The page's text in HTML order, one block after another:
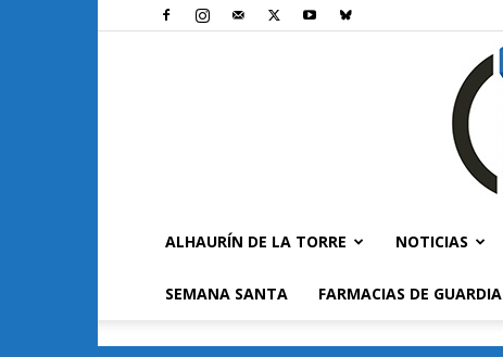
ALHAURÍN DE LA TORRE NOTICIAS
SEMANA SANTA FARMACIAS DE GUARDIA